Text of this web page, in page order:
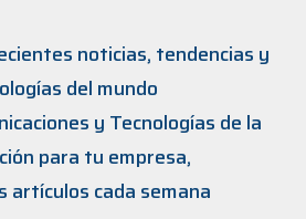
noticias, tendencias y
del mundo
y Tecnologías de la
para tu empresa,
artículos cada semana